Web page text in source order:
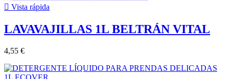
 Vista rápida
LAVAVAJILLAS 1L BELTRÁN VITAL
4,55 €